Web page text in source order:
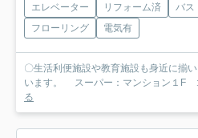
エレベーター リフォーム済 バス
フローリング
電気有
〇生活利便施設や教育施設も身近に揃
います。 スーパー：マンション１F
る